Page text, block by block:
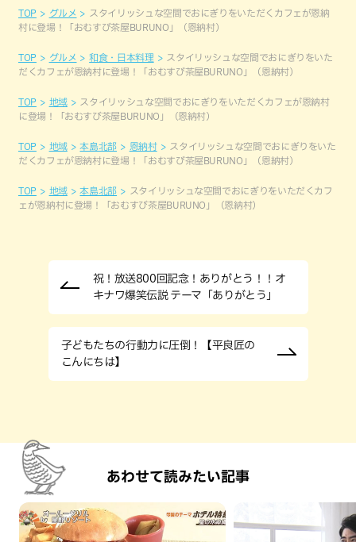
TOP グルメ
スタイリッシュな空間でおにぎりをいただくカフェが恩納
村に登場！「おむすび茶屋BURUNO」（恩納村）
TOP グルメ 和食・日本料理
スタイリッシュな空間でおにぎりをいた
だくカフェが恩納村に登場！「おむすび茶屋BURUNO」（恩納村）
TOP 地域
スタイリッシュな空間でおにぎりをいただくカフェが恩納村
に登場！「おむすび茶屋BURUNO」（恩納村）
TOP 地域 本島北部 恩納村
スタイリッシュな空間でおにぎりをいた
だくカフェが恩納村に登場！「おむすび茶屋BURUNO」（恩納村）
TOP 地域 本島北部
スタイリッシュな空間でおにぎりをいただくカフ
ェが恩納村に登場！「おむすび茶屋BURUNO」（恩納村）
祝！放送800回記念！ありがとう！！オ
キナワ爆笑伝説 テーマ「ありがとう」
子どもたちの行動力に圧倒！【平良匠の
こんにちは】
あわせて読みたい記事